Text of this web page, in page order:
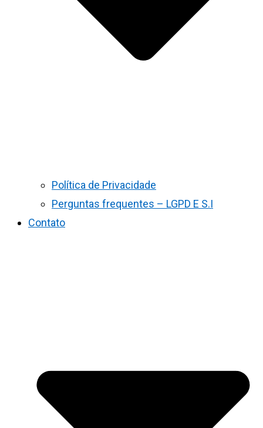
Política de Privacidade
Perguntas frequentes – LGPD E S.I
Contato